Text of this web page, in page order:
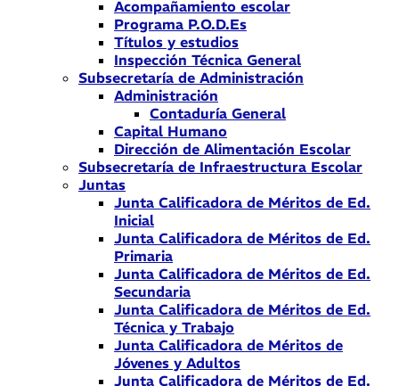
Acompañamiento escolar
Programa P.O.D.Es
Títulos y estudios
Inspección Técnica General
Subsecretaría de Administración
Administración
Contaduría General
Capital Humano
Dirección de Alimentación Escolar
Subsecretaría de Infraestructura Escolar
Juntas
Junta Calificadora de Méritos de Ed.
Inicial
Junta Calificadora de Méritos de Ed.
Primaria
Junta Calificadora de Méritos de Ed.
Secundaria
Junta Calificadora de Méritos de Ed.
Técnica y Trabajo
Junta Calificadora de Méritos de
Jóvenes y Adultos
Junta Calificadora de Méritos de Ed.